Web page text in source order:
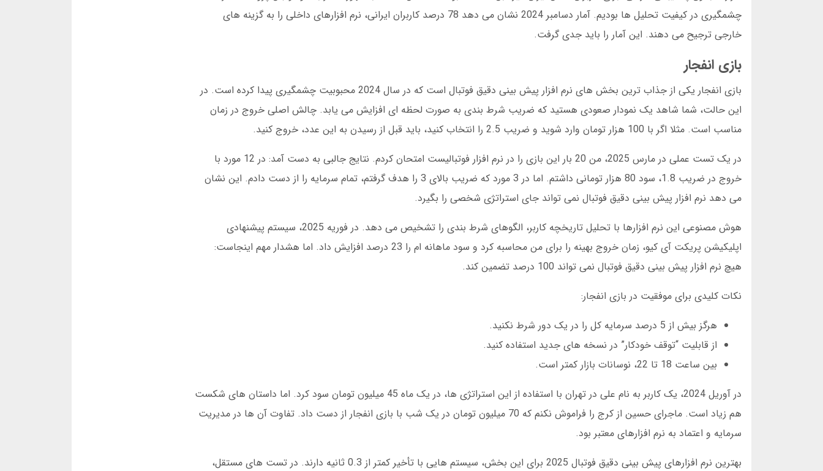
چشمگیری در کیفیت تحلیل ها بودیم. آمار دسامبر 2024 نشان می دهد 78 درصد کاربران ایرانی، نرم افزارهای داخلی را به گزینه های
خارجی ترجیح می دهند. این آمار را باید جدی گرفت.
بازی انفجار
بازی انفجار یکی از جذاب ترین بخش های نرم افزار پیش بینی دقیق فوتبال است که در سال 2024 محبوبیت چشمگیری پیدا کرده است. در
این حالت، شما شاهد یک نمودار صعودی هستید که ضریب شرط بندی به صورت لحظه ای افزایش می یابد. چالش اصلی خروج در زمان
مناسب است. مثلا اگر با 100 هزار تومان وارد شوید و ضریب 2.5 را انتخاب کنید، باید قبل از رسیدن به این عدد، خروج کنید.
در یک تست عملی در مارس 2025، من 20 بار این بازی را در نرم افزار فوتبالیست امتحان کردم. نتایج جالبی به دست آمد: در 12 مورد با
خروج در ضریب 1.8، سود 80 هزار تومانی داشتم. اما در 3 مورد که ضریب بالای 3 را هدف گرفتم، تمام سرمایه را از دست دادم. این نشان
می دهد نرم افزار پیش بینی دقیق فوتبال نمی تواند جای استراتژی شخصی را بگیرد.
هوش مصنوعی این نرم افزارها با تحلیل تاریخچه کاربر، الگوهای شرط بندی را تشخیص می دهد. در فوریه 2025، سیستم پیشنهادی
اپلیکیشن پریکت آی کیو، زمان خروج بهینه را برای من محاسبه کرد و سود ماهانه ام را 23 درصد افزایش داد. اما هشدار مهم اینجاست:
هیچ نرم افزار پیش بینی دقیق فوتبال نمی تواند 100 درصد تضمین کند.
نکات کلیدی برای موفقیت در بازی انفجار:
هرگز بیش از 5 درصد سرمایه کل را در یک دور شرط نکنید.
از قابلیت “توقف خودکار” در نسخه های جدید استفاده کنید.
بین ساعت 18 تا 22، نوسانات بازار کمتر است.
در آوریل 2024، یک کاربر به نام علی در تهران با استفاده از این استراتژی ها، در یک ماه 45 میلیون تومان سود کرد. اما داستان های شکست
هم زیاد است. ماجرای حسین از کرج را فراموش نکنم که 70 میلیون تومان در یک شب با بازی انفجار از دست داد. تفاوت آن ها در مدیریت
سرمایه و اعتماد به نرم افزارهای معتبر بود.
بهترین نرم افزارهای پیش بینی دقیق فوتبال 2025 برای این بخش، سیستم هایی با تأخیر کمتر از 0.3 ثانیه دارند. در تست های مستقل،